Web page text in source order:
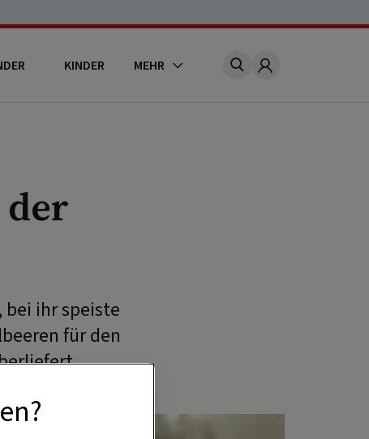
KINDER MEHR Account
ihr speiste
für den